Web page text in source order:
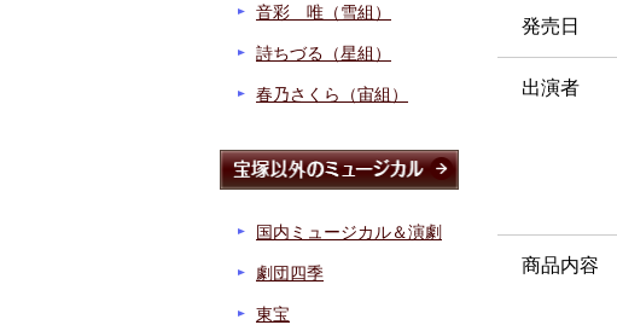
発売日
出演者
商品内容
音彩 唯（雪組）
詩ちづる（星組）
春乃さくら（宙組）
国内ミュージカル＆演劇
劇団四季
東宝